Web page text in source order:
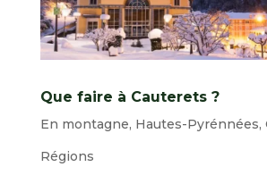
Que faire à Cauterets ?
En montagne, Hautes-Pyrénnées,
Régions